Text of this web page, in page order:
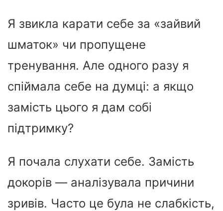
Я звикла карати себе за «зайвий
шматок» чи пропущене
тренування. Але одного разу я
спіймала себе на думці: а якщо
замість цього я дам собі
підтримку?
Я почала слухати себе. Замість
докорів — аналізувала причини
зривів. Часто це була не слабкість,